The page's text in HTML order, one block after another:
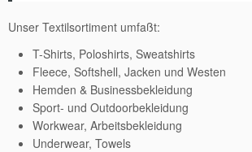
Unser Textilsortiment umfaßt:
T-Shirts, Poloshirts, Sweatshirts
Fleece, Softshell, Jacken und Westen
Hemden & Businessbekleidung
Sport- und Outdoorbekleidung
Workwear, Arbeitsbekleidung
Underwear, Towels